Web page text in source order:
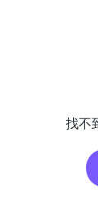
找不